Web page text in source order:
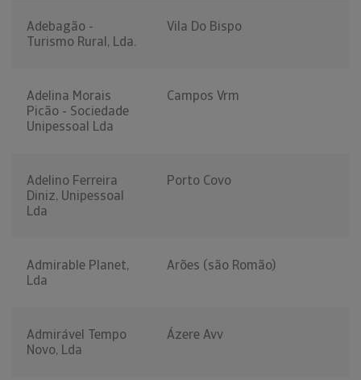
Adebagão -
Turismo Rural, Lda.
Vila Do Bispo
Adelina Morais
Picão - Sociedade
Unipessoal Lda
Campos Vrm
Adelino Ferreira
Diniz, Unipessoal
Lda
Porto Covo
Admirable Planet,
Lda
Arões (são Romão)
Admirável Tempo
Novo, Lda
Ázere Avv